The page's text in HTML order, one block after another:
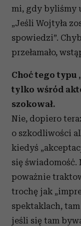
mi, gdy byliśmy
„Jeśli Wojtyła
spowiedzi”.
przełamało,
Choć tego typu
tylko wśród
szokował.
Nie, dopiero
o szkodliwości
kiedyś
się świadomość.
poważnie
trochę jak
spektaklach, tam
jeśli się tam